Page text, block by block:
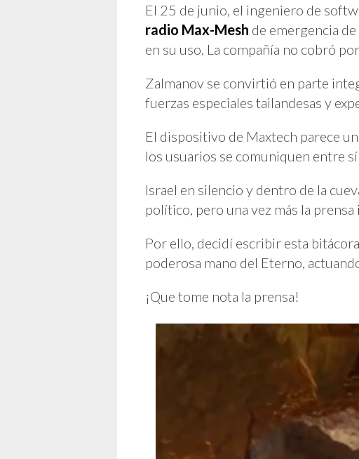
El 25 de junio, el ingeniero de
radio Max-Mesh de emergencia
en su uso. La compañía no cobró
Zalmanov se convirtió en parte
fuerzas especiales tailandesas y
El dispositivo de Maxtech parece un
los usuarios se comuniquen entre
Israel en silencio y dentro de la
político, pero una vez más la
Por ello, decidí escribir esta
poderosa mano del Eterno,
¡Que tome nota la prensa!